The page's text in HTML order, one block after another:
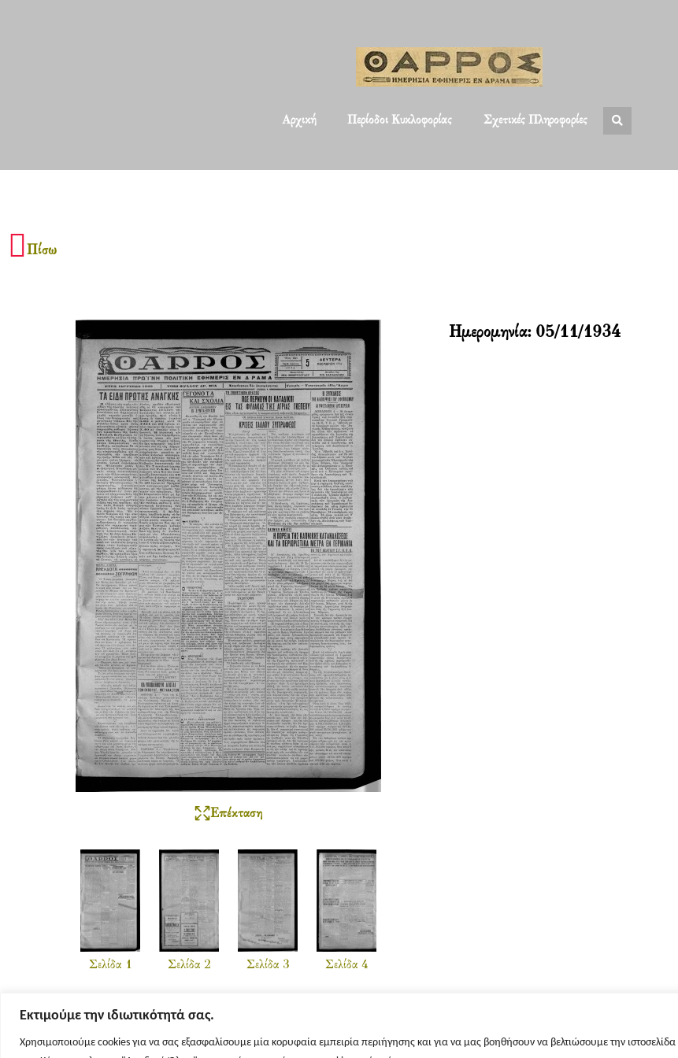
Εκτιμούμε την ιδιωτικότητά σας.
Χρησιμοποιούμε cookies για να σας εξασφαλίσουμε μία κορυφαία εμπειρία περιήγησης και για να μας βοηθήσουν να βελτιώσουμε την ιστοσελίδα
Αρχική Περίοδοι Κυκλοφορίας Σχετικές Πληροφορίες
Πίσω
Επέκταση
Σελίδα 1 Σελίδα 2 Σελίδα 3 Σελίδα 4
Ημερομηνία: 05/11/1934